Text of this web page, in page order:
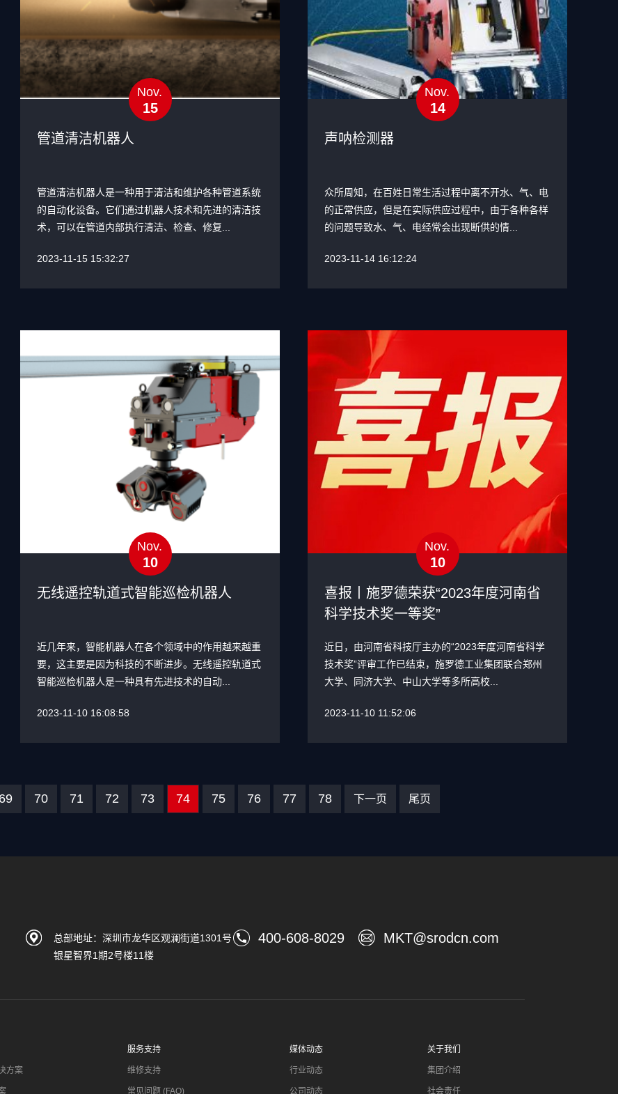
Nov.
15
管道清洁机器人
管道清洁机器人是一种用于清洁和维护各种管道系统
的自动化设备。它们通过机器人技术和先进的清洁技
术，可以在管道内部执行清洁、检查、修复...
2023-11-15 15:32:27
Nov.
14
声呐检测器
众所周知，在百姓日常生活过程中离不开水、气、电
的正常供应，但是在实际供应过程中，由于各种各样
的问题导致水、气、电经常会出现断供的情...
2023-11-14 16:12:24
Nov.
10
无线遥控轨道式智能巡检机器人
近几年来，智能机器人在各个领域中的作用越来越重
要，这主要是因为科技的不断进步。无线遥控轨道式
智能巡检机器人是一种具有先进技术的自动...
2023-11-10 16:08:58
Nov.
10
喜报丨施罗德荣获“2023年度河南省
科学技术奖一等奖”
近日，由河南省科技厅主办的“2023年度河南省科学
技术奖”评审工作已结束，施罗德工业集团联合郑州
大学、同济大学、中山大学等多所高校...
2023-11-10 11:52:06
69 70 71 72 73 74 75 76 77 78 下一页 尾页
总部地址：深圳市龙华区观澜街道1301号
银星智界1期2号楼11楼
400-608-8029 MKT@srodcn.com
方案
服务支持
维修支持
常见问题 (FAQ)
媒体动态
行业动态
公司动态
关于我们
集团介绍
社会责任